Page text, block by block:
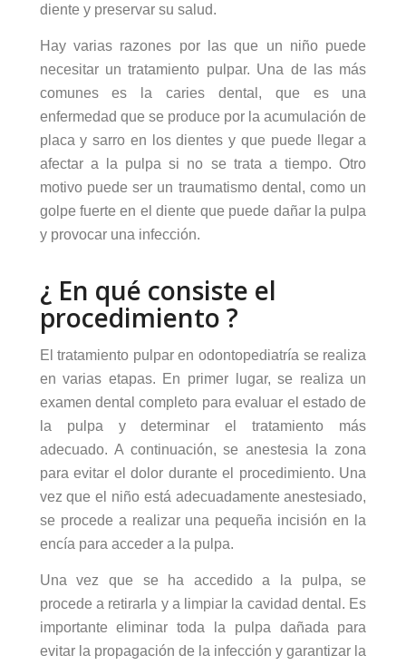
diente y preservar su salud.
Hay varias razones por las que un niño puede
necesitar un tratamiento pulpar. Una de las más
comunes es la caries dental, que es una
enfermedad que se produce por la acumulación de
placa y sarro en los dientes y que puede llegar a
afectar a la pulpa si no se trata a tiempo. Otro
motivo puede ser un traumatismo dental, como un
golpe fuerte en el diente que puede dañar la pulpa
y provocar una infección.
¿ En qué consiste el
procedimiento ?
El tratamiento pulpar en odontopediatría se realiza
en varias etapas. En primer lugar, se realiza un
examen dental completo para evaluar el estado de
la pulpa y determinar el tratamiento más
adecuado. A continuación, se anestesia la zona
para evitar el dolor durante el procedimiento. Una
vez que el niño está adecuadamente anestesiado,
se procede a realizar una pequeña incisión en la
encía para acceder a la pulpa.
Una vez que se ha accedido a la pulpa, se
procede a retirarla y a limpiar la cavidad dental. Es
importante eliminar toda la pulpa dañada para
evitar la propagación de la infección y garantizar la